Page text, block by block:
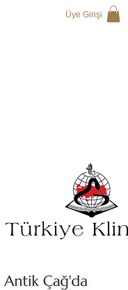
Üye Girişi